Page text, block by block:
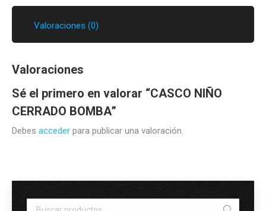
Valoraciones (0)
Valoraciones
Sé el primero en valorar “CASCO NIÑO
CERRADO BOMBA”
Debes acceder para publicar una valoración.